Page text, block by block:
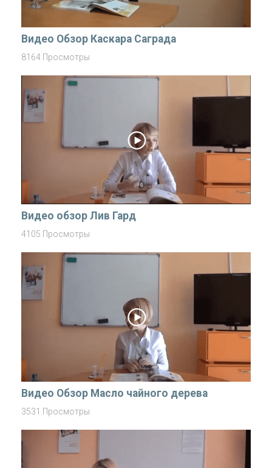
Видео Обзор Каскара Саграда
8164 Просмотры
Видео обзор Лив Гард
4105 Просмотры
Видео Обзор Маслo чайного дерева
3531 Просмотры